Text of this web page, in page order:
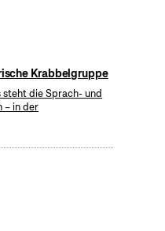
Krabbelgruppe
die Sprach- und
– in der